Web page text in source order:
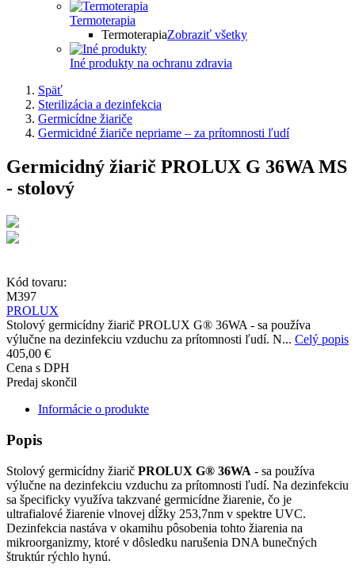
Termoterapia
TermoterapiaZobraziť všetky
Iné produkty na ochranu zdravia
Späť
Sterilizácia a dezinfekcia
Germicídne žiariče
Germicidné žiariče nepriame – za prítomnosti ľudí
Germicidný žiarič PROLUX G 36WA MS
- stolový
Kód tovaru:
M397
PROLUX
Stolový germicídny žiarič PROLUX G® 36WA - sa používa
výlučne na dezinfekciu vzduchu za prítomnosti ľudí. N... Celý popis
405,00 €
Cena s DPH
Predaj skončil
Informácie o produkte
Popis
Stolový germicídny žiarič PROLUX G® 36WA - sa používa
výlučne na dezinfekciu vzduchu za prítomnosti ľudí. Na dezinfekciu
sa špecificky využíva takzvané germicídne žiarenie, čo je
ultrafialové žiarenie vlnovej dĺžky 253,7nm v spektre UVC.
Dezinfekcia nastáva v okamihu pôsobenia tohto žiarenia na
mikroorganizmy, ktoré v dôsledku narušenia DNA bunečných
štruktúr rýchlo hynú.